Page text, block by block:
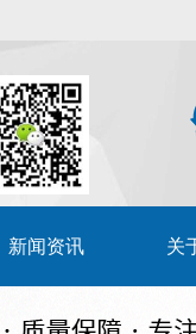
新闻资讯 关